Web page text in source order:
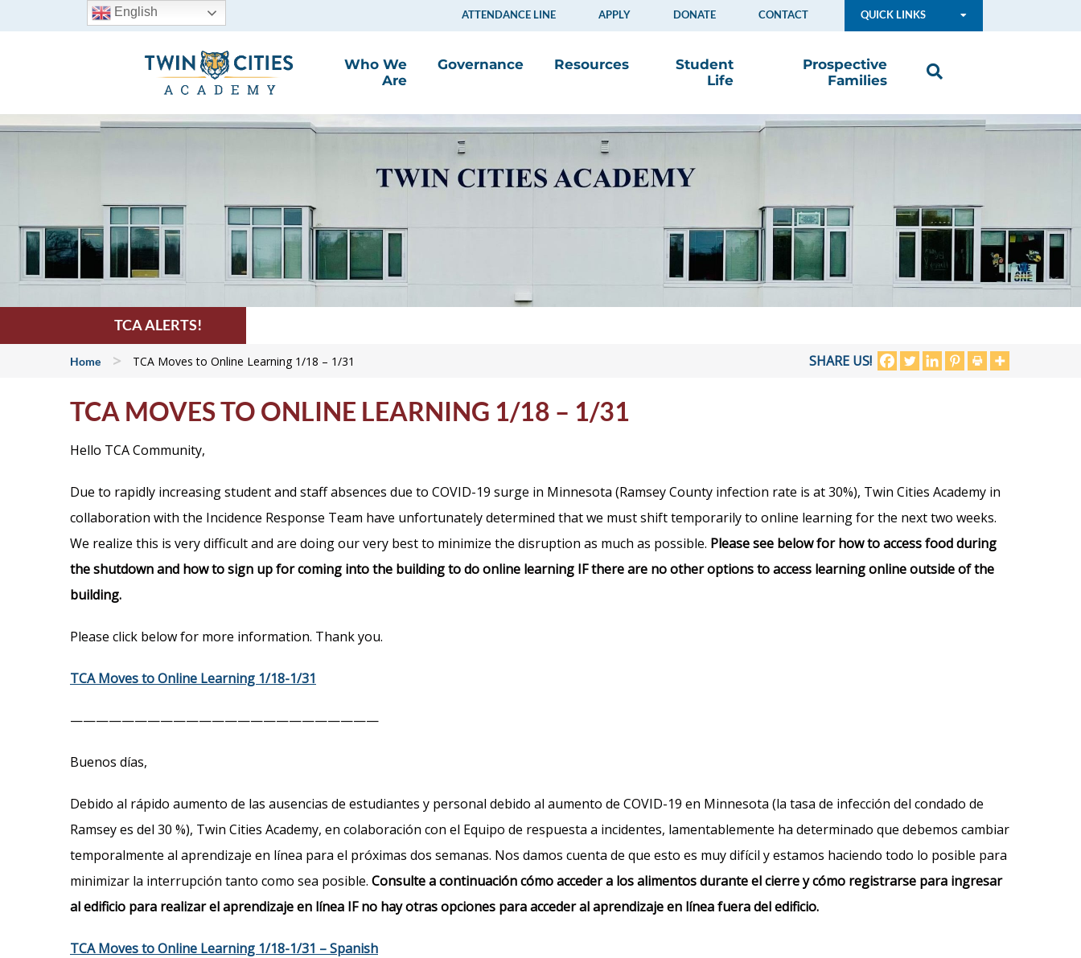
ATTENDANCE LINE APPLY DONATE CONTACT QUICK LINKS
Who We
Are
Governance Resources
Student
Life
Prospective
Families
TCA ALERTS!
Home > TCA Moves to Online Learning 1/18 – 1/31 SHARE US!
TCA MOVES TO ONLINE LEARNING 1/18 – 1/31
Hello TCA Community,
Due to rapidly increasing student and staff absences due to COVID-19 surge in Minnesota (Ramsey County infection rate is at 30%), Twin Cities Academy in
collaboration with the Incidence Response Team have unfortunately determined that we must shift temporarily to online learning for the next two weeks.
We realize this is very difficult and are doing our very best to minimize the disruption as much as possible. Please see below for how to access food during
the shutdown and how to sign up for coming into the building to do online learning IFthere are no other options to access learning online outside of the
building.
Please click below for more information. Thank you.
TCA Moves to Online Learning 1/18-1/31
————————————————————————
Buenos días,
Debido al rápido aumento de las ausencias de estudiantes y personal debido al aumento de COVID-19 en Minnesota (la tasa de infección del condado de
Ramsey es del 30 %), Twin Cities Academy, en colaboración con el Equipo de respuesta a incidentes, lamentablemente ha determinado que debemos cambiar
temporalmente al aprendizaje en línea para el próximas dos semanas. Nos damos cuenta de que esto es muy difícil y estamos haciendo todo lo posible para
minimizar la interrupción tanto como sea posible. Consulte a continuación cómo acceder a los alimentos durante el cierre y cómo registrarse para ingresar
al edificio para realizar el aprendizaje en línea IFno hay otras opciones para acceder al aprendizaje en línea fuera del edificio.
TCA Moves to Online Learning 1/18-1/31 – Spanish
English